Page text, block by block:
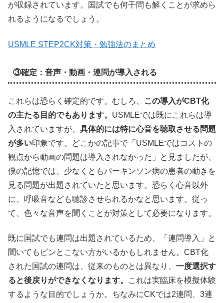
が収録されています。国試でも何千問も解くことが求めら
れるようになるでしょう。
USMLE STEP2CK対策・勉強法のまとめ
③確定：音声・動画・連問が導入される
これらは恐らく確定的です。むしろ、
この導入がCBT化
の主たる目的でもあります。 USMLEでは既にこれらは導
入されていますが、 具体的には特に心音を聴取させる問題
が多い印象です。どこかの記事で「USMLEではコストの
観点から動画の問題は導入されなかった」と見ましたが、
僕の記憶では、少なくともパーキンソン病の患者の動きを
見る問題が出題されていたと思います。恐らく心音以外
に、呼吸音なども聴診させられるかなと思います。従っ
て、色々な音声を聞くことが対策として必要になります。
既に国試でも連問は出題されているため、「連問導入」と
聞いてもピンとこない方がいるかもしれません。CBT化
された国試の連問は、従来のものとは異なり、 一度選択す
ると後戻りができなくなります。
これは実臨床を模擬体験
するような目的でしょうか。ちなみにCKでは2連問、3連